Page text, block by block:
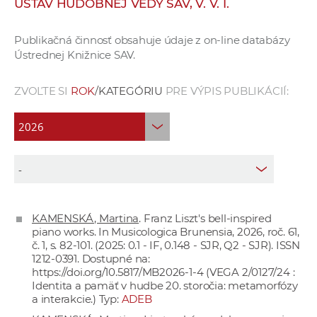
p
c
í
a
c
a
p
ÚSTAV HUDOBNEJ VEDY SAV, V. V. I.
Publikačná činnosť obsahuje údaje z on-line databázy
Ústrednej Knižnice SAV.
ZVOĽTE SI ROK/KATEGÓRIU PRE VÝPIS PUBLIKÁCIÍ:
KAMENSKÁ, Martina. Franz Liszt's bell-inspired
piano works. In Musicologica Brunensia, 2026, roč. 61,
č. 1, s. 82-101. (2025: 0.1 - IF, 0.148 - SJR, Q2 - SJR). ISSN
1212-0391. Dostupné na:
https://doi.org/10.5817/MB2026-1-4(VEGA 2/0127/24 :
Identita a pamäť v hudbe 20. storočia: metamorfózy
a interakcie.) Typ: ADEB